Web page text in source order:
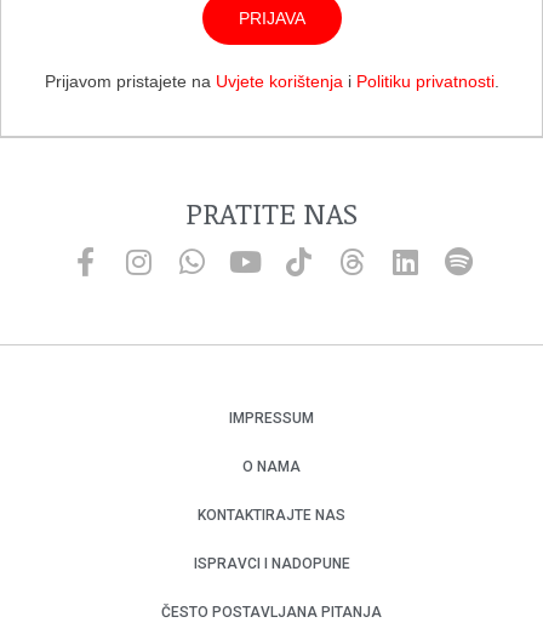
PRIJAVA
Prijavom pristajete na Uvjete korištenjai Politiku privatnosti.
PRATITE NAS
IMPRESSUM
O NAMA
KONTAKTIRAJTE NAS
ISPRAVCI I NADOPUNE
ČESTO POSTAVLJANA PITANJA